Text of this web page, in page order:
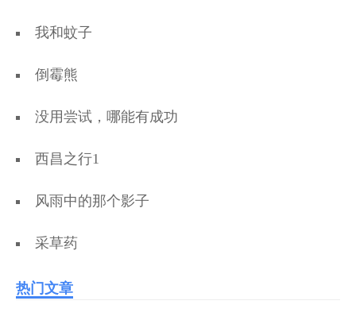
我和蚊子
倒霉熊
没用尝试，哪能有成功
西昌之行1
风雨中的那个影子
采草药
热门文章